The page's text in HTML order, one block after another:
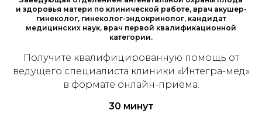
и здоровья матери по клинической работе, врач акушер-
гинеколог, гинеколог-эндокринолог, кандидат
медицинских наук, врач первой квалификационной
категории.
Получите квалифицированную помощь от
ведущего специалиста клиники «Интегра-мед»
в формате онлайн-приёма.
30 минут